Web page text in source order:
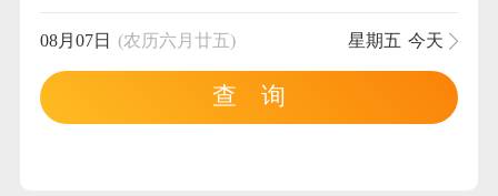
08月07日 (农历六月廿五) 星期五 今天
查 询